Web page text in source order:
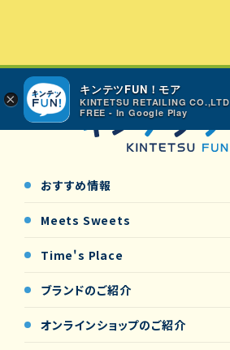
おすすめ情報
Meets Sweets
Time's Place
ブランドのご紹介
オンラインショップのご紹介
×
キンテツFUN！モア
KINTETSU RETAILING CO.,LTD
FREE - In Google Play